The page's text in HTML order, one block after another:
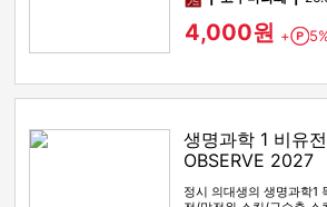
4,000원 +
생명과학 1 비유
OBSERVE 2027
정시 의대생의 생명과학1